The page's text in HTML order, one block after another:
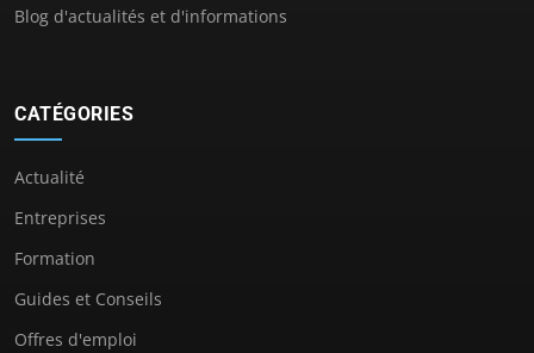
Blog d'actualités et d'informations
CATÉGORIES
Actualité
Entreprises
Formation
Guides et Conseils
Offres d'emploi